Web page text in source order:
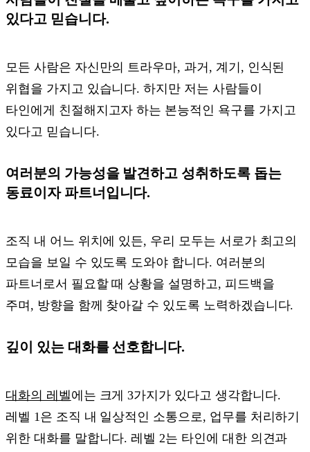
있다고 믿습니다.
모든 사람은 자신만의 트라우마, 과거, 계기, 인식된
위협을 가지고 있습니다. 하지만 저는 사람들이
타인에게 친절해지고자 하는 본능적인 욕구를 가지고
있다고 믿습니다.
여러분의 가능성을 발견하고 성취하도록 돕는
동료이자 파트너입니다.
조직 내 어느 위치에 있든, 우리 모두는 서로가 최고의
모습을 보일 수 있도록 도와야 합니다. 여러분의
파트너로서 필요할 때 상황을 설명하고, 피드백을
주며, 방향을 함께 찾아갈 수 있도록 노력하겠습니다.
깊이 있는 대화를 선호합니다.
대화의 레벨에는 크게 3가지가 있다고 생각합니다.
레벨 1은 조직 내 일상적인 소통으로, 업무를 처리하기
위한 대화를 말합니다. 레벨 2는 타인에 대한 의견과